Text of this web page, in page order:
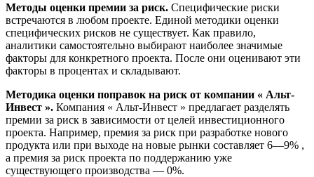
Методы оценки премии за риск. Специфические риски
встречаются в любом проекте. Единой методики оценки
специфических рисков не существует. Как правило,
аналитики самостоятельно выбирают наиболее значимые
факторы для конкретного проекта. После они оценивают эти
факторы в процентах и складывают.
Методика оценки поправок на риск от компании « Альт-
Инвест ». Компания « Альт-Инвест » предлагает разделять
премии за риск в зависимости от целей инвестиционного
проекта. Например, премия за риск при разработке нового
продукта или при выходе на новые рынки составляет 6—9% ,
а премия за риск проекта по поддержанию уже
существующего производства — 0%.